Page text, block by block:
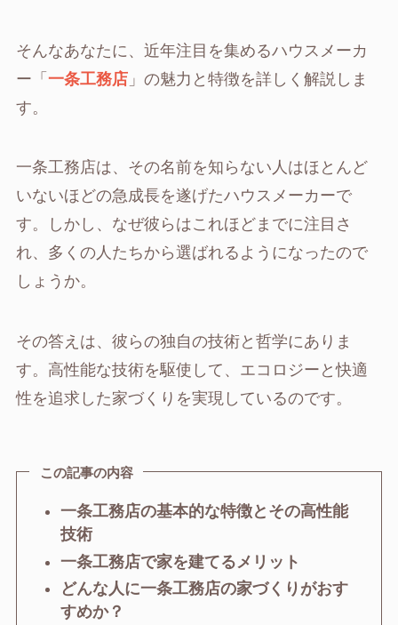
そんなあなたに、近年注目を集めるハウスメーカ
ー「 一条工務店」の魅力と特徴を詳しく解説しま
す。
一条工務店は、その名前を知らない人はほとんど
いないほどの急成長を遂げたハウスメーカーで
す。しかし、なぜ彼らはこれほどまでに注目さ
れ、多くの人たちから選ばれるようになったので
しょうか。
その答えは、彼らの独自の技術と哲学にありま
す。高性能な技術を駆使して、エコロジーと快適
性を追求した家づくりを実現しているのです。
この記事の内容
一条工務店の基本的な特徴とその高性能
技術
一条工務店で家を建てるメリット
どんな人に一条工務店の家づくりがおす
すめか？